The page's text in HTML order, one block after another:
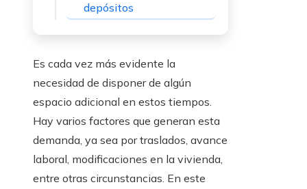
depósitos
Es cada vez más evidente la
necesidad de disponer de algún
espacio adicional en estos tiempos.
Hay varios factores que generan esta
demanda, ya sea por traslados, avance
laboral, modificaciones en la vivienda,
entre otras circunstancias. En este